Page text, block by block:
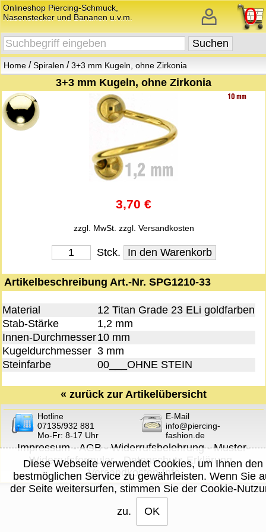
0
Onlineshop Piercing-Schmuck,
Nasenstecker und Bananen u.v.m.
Home /Spiralen /3+3 mm Kugeln, ohne Zirkonia
3+3 mm Kugeln, ohne Zirkonia
3,70 €
zzgl. MwSt. zzgl. Versandkosten
Stck.
Artikelbeschreibung Art.-Nr. SPG1210-33
Material
12 Titan Grade 23 ELi goldfarben
Stab-Stärke
1,2 mm
Innen-Durchmesser10 mm
Kugeldurchmesser 3 mm
Steinfarbe
00___OHNE STEIN
« zurück zur Artikelübersicht
Hotline
07135/932 881
Mo-Fr: 8-17 Uhr
E-Mail
info@piercing-
fashion.de
Impressum-AGB-Widerrufsbelehrung-Muster-
Widerrufsformular-Datenschutz-Erklärung-
Versandkosten-Info
Diese Webseite verwendet Cookies, um Ihnen den
bestmöglichen Service zu gewährleisten. Wenn Sie
der Seite weitersurfen, stimmen Sie der Cookie-
zu.
OK